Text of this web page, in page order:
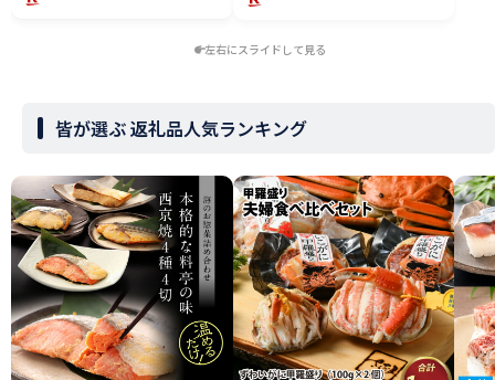
左右にスライドして見る
皆が選ぶ 返礼品人気ランキング